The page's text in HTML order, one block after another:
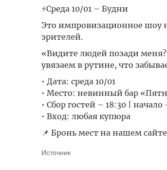
⚡Среда 10/01 – Будни
Это импровизационное шоу
зрителей.
«Видите людей позади
увязаем в рутине, что
• Дата: среда 10/01
• Место: невинный бар
• Сбор гостей – 18:30 | начало
• Вход: любая купюра
📌 Бронь мест на нашем сайте
Источник